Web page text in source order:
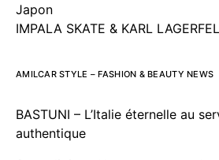
Japon
IMPALA SKATE & KARL
AMILCAR STYLE – FASHION & BEAUTY NEWS
BASTUNI – L’Italie éternelle au
authentique